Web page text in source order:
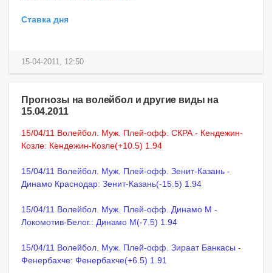
Ставка дня
15-04-2011, 12:50
Прогнозы на волейбол и другие виды на
15.04.2011
15/04/11 Волейбол. Муж. Плей-офф. СКРА - Кендежин-
Козле: Кендежин-Козле(+10.5) 1.94
15/04/11 Волейбол. Муж. Плей-офф. Зенит-Казань -
Динамо Краснодар: Зенит-Казань(-15.5) 1.94
15/04/11 Волейбол. Муж. Плей-офф. Динамо М -
Локомотив-Белог.: Динамо М(-7.5) 1.94
15/04/11 Волейбол. Муж. Плей-офф. Зираат Банкасы -
Фенербахче: Фенербахче(+6.5) 1.91